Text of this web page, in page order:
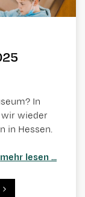
In
wieder
in Hessen.
mehr lesen ...